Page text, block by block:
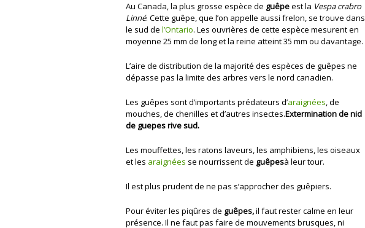
Au Canada, la plus grosse espèce de guêpeest la Vespa crabro
Linné. Cette guêpe, que l’on appelle aussi frelon, se trouve dans
le sud del’Ontario. Les ouvrières de cette espèce mesurent en
moyenne 25 mm de long et la reine atteint 35 mm ou davantage.
L’aire de distribution de la majorité des espèces de guêpes ne
dépasse pas la limite des arbres vers le nord canadien.
Les guêpes sont d’importants prédateurs d’araignées, de
mouches, de chenilles et d’autres insectes.Extermination de nid
de guepes rive sud.
Les mouffettes, les ratons laveurs, les amphibiens, les oiseaux
et les araignées se nourrissent de guêpesà leur tour.
Il est plus prudent de ne pas s’approcher des guêpiers.
Pour éviter les piqûres de guêpes,il faut rester calme en leur
présence. Il ne faut pas faire de mouvements brusques, ni